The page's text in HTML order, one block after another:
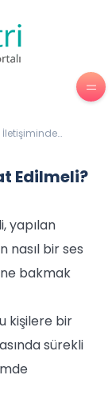
İletişiminde
Edilmeli?
yapılan
nasıl bir ses
bakmak
kişilere bir
sürekli